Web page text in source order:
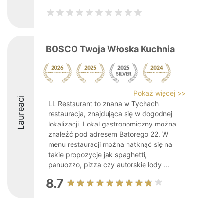
Laureaci
BOSCO Twoja Włoska Kuchnia
Pokaż więcej >>
LL Restaurant to znana w Tychach
restauracja, znajdująca się w dogodnej
lokalizacji. Lokal gastronomiczny można
znaleźć pod adresem Batorego 22. W
menu restauracji można natknąć się na
takie propozycje jak spaghetti,
panuozzo, pizza czy autorskie lody ...
8.7